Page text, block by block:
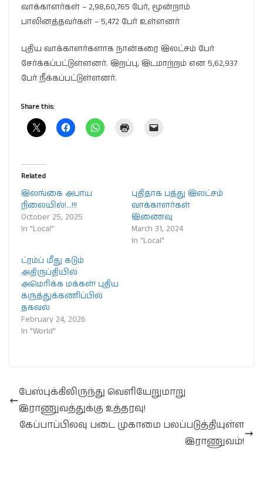
வாக்காளர்கள் – 2,98,60,765 பேர், மூன்றாம்
பாலினத்தவர்கள் – 5,472 பேர் உள்ளனர்
புதிய வாக்காளர்களாக நான்கரை இலட்சம் பேர்
சேர்க்கப்பட்டுள்ளனர். இறப்பு, இடமாற்றம் என 5,62,937
பேர் நீக்கப்பட்டுள்ளனர்.
Share this:
Related
இலங்கை அபாய
நிலையில்!…!!!
October 25, 2025
In "Local"
புதிதாக பத்து இலட்சம்
வாக்காளர்கள்
இணைவு
March 31, 2024
In "Local"
ட்ரம்ப் மீது கடும்
அதிருப்தியில்
அமெரிக்க மக்கள்! புதிய
கருத்துக்கணிப்பில்
தகவல்
February 24, 2026
In "World"
பேஸ்புக்கிலிருந்து வெளியேறுமாறு
இராணுவத்துக்கு உத்தரவு!
கேப்பாப்பிலவு படை முகாமை பலப்படுத்தியுள்ள
இராணுவம்!